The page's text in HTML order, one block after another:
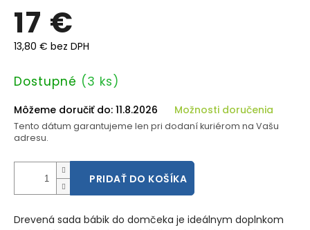
17 €
13,80 € bez DPH
Jednotková
Dostupné (3 ks)
Môžeme doručiť do: 11.8.2026 Možnosti doručenia
Tento dátum garantujeme len pri dodaní kuriérom na Vašu
adresu.
PRIDAŤ DO KOŠÍKA
Drevená sada bábik do domčeka je ideálnym doplnkom